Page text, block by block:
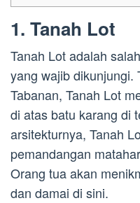
1. Tanah Lot
Tanah Lot adalah
yang wajib dikunjungi.
Tabanan, Tanah Lot
di atas batu karang di
arsitekturnya, Tanah
pemandangan
Orang tua akan
dan damai di sini.